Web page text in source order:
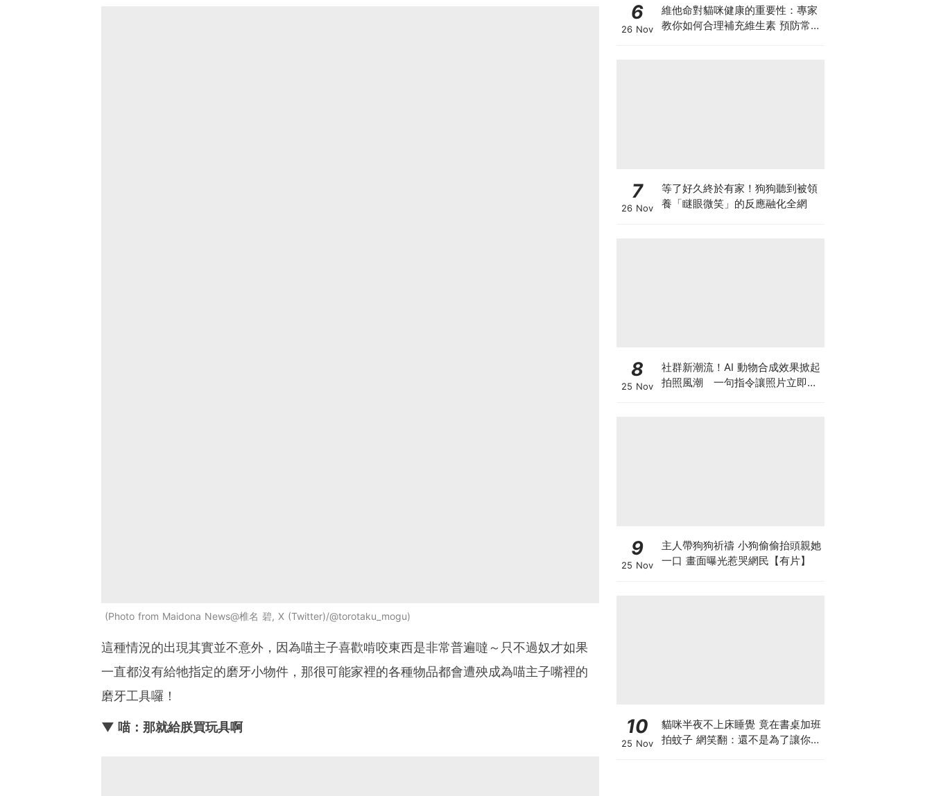
Photo from Maidona News@椎名 碧, X (Twitter)/@torotaku_mogu
這種情況的出現其實並不意外，因為喵主子喜歡啃咬東西是非常普遍噠～只不過奴才如果
一直都沒有給牠指定的磨牙小物件，那很可能家裡的各種物品都會遭殃成為喵主子嘴裡的
磨牙工具囉！
▼ 喵：那就給朕買玩具啊
6
26 Nov
維他命對貓咪健康的重要性：專家
教你如何合理補充維生素 預防常見
7
26 Nov
等了好久終於有家！狗狗聽到被領
養「瞇眼微笑」的反應融化全網
8
25 Nov
社群新潮流！AI 動物合成效果掀起
拍照風潮 一句指令讓照片立即升
9
25 Nov
主人帶狗狗祈禱 小狗偷偷抬頭親她
一口 畫面曝光惹哭網民【有片】
10
25 Nov
貓咪半夜不上床睡覺 竟在書桌加班
拍蚊子 網笑翻：還不是為了讓你睡